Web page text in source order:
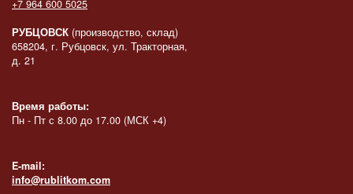
+7 964 600 5025
РУБЦОВСК (производство, склад)
658204, г. Рубцовск, ул. Тракторная,
д. 21
Время работы:
Пн - Пт с 8.00 до 17.00 (МСК +4)
E-mail:
info@rublitkom.com